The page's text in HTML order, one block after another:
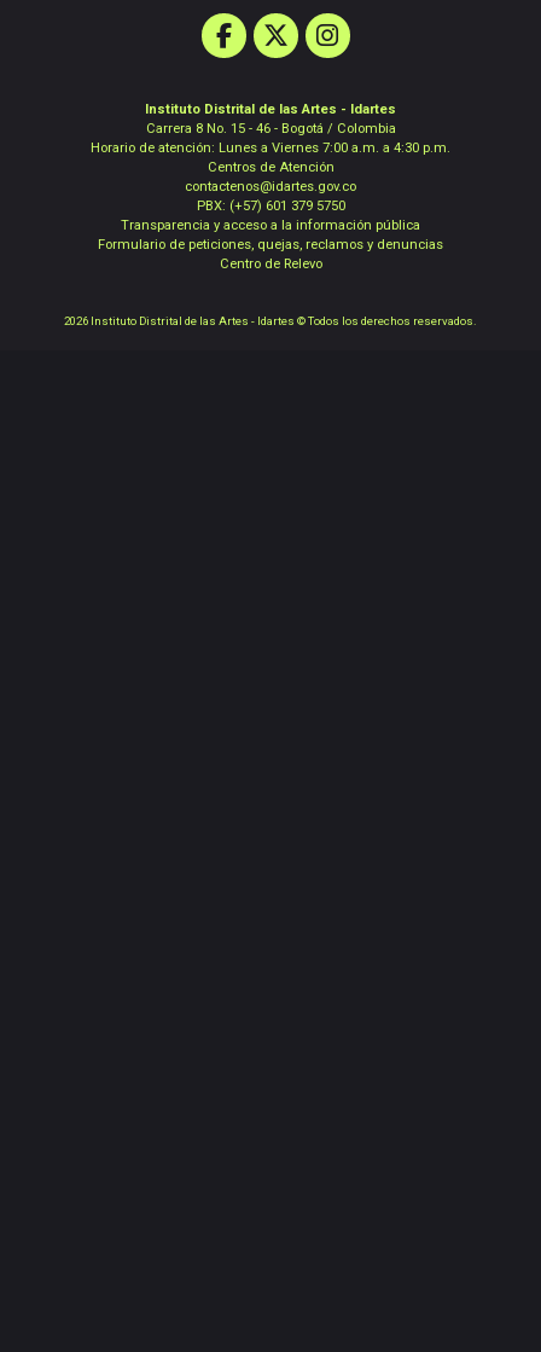
Instituto Distrital de las Artes - Idartes
Carrera 8 No. 15 - 46 - Bogotá / Colombia
Horario de atención: Lunes a Viernes 7:00 a.m. a 4:30 p.m.
Centros de Atención
contactenos@idartes.gov.co
PBX: (+57) 601 379 5750
Transparencia y acceso a la información pública
Formulario de peticiones, quejas, reclamos y denuncias
Centro de Relevo
2026 Instituto Distrital de las Artes - Idartes © Todos los derechos reservados.